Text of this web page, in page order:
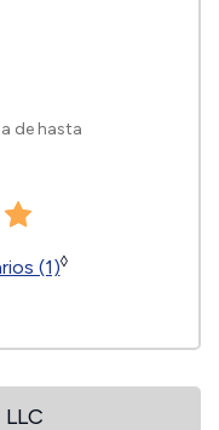
de hasta
(1)◊